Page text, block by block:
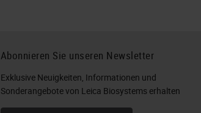
Abonnieren Sie unseren Newsletter
Exklusive Neuigkeiten, Informationen und
Sonderangebote von Leica Biosystems erhalten